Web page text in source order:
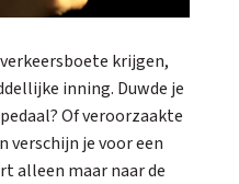
krijgen,
inning. Duwde je
Of veroorzaakte
verschijn je voor een
alleen maar naar de